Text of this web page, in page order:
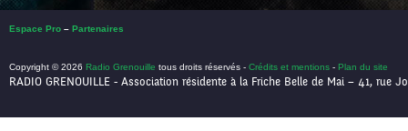
Espace Pro – Partenaires
Copyright © 2026 Radio Grenouille tous droits réservés - Crédits et mentions - Plan du site
RADIO GRENOUILLE - Association résidente à la Friche Belle de Mai – 41, rue